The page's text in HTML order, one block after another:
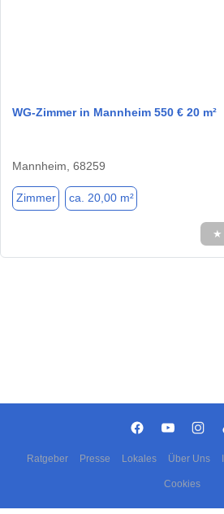
WG-Zimmer in Mannheim 550 € 20 m²
Mannheim, 68259
Zimmer ca. 20,00 m²
★
Ratgeber Presse Lokales Über Uns
Cookies